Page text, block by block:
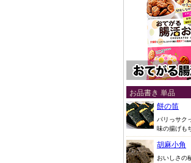
お品書き 単品
餅の笛
パリっサク
味の揚げも
胡麻小角
おいしさの